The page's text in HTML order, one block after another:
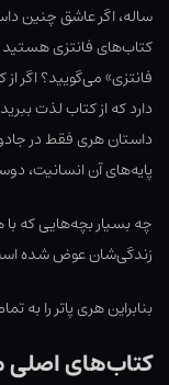
ساله، اگر عاشق چنین
کتاب‌های فانتزی هستید
فانتزی» می‌گویید؟ اگر
دارد که از کتاب لذت
داستان هری فقط در
پایه‌های آن انسانیت،
چه بسیار بچه‌هایی که
زندگی‌شان عوض شده
بنابراین هری پاتر را به
کتاب‌های